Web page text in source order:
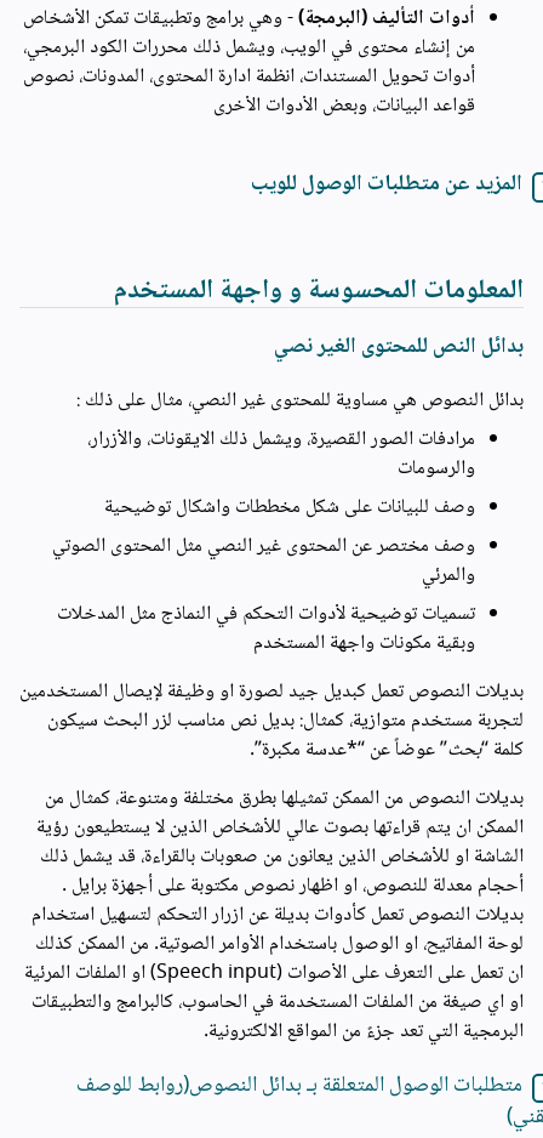
أدوات التأليف (البرمجة)- وهي برامج وتطبيقات تمكن الأشخاص
من إنشاء محتوى في الويب، ويشمل ذلك محررات الكود البرمجي،
أدوات تحويل المستندات، انظمة ادارة المحتوى، المدونات، نصوص
قواعد البيانات، وبعض الأدوات الأخرى
المزيد عن متطلبات الوصول للويب
المعلومات المحسوسة و واجهة المستخدم
بدائل النص للمحتوى الغير نصي
بدائل النصوص هي مساوية للمحتوى غير النصي، مثال على ذلك :
مرادفات الصور القصيرة، ويشمل ذلك الايقونات، والأزرار،
والرسومات
وصف للبيانات على شكل مخططات واشكال توضيحية
وصف مختصر عن المحتوى غير النصي مثل المحتوى الصوتي
والمرئي
تسميات توضيحية لأدوات التحكم في النماذج مثل المدخلات
وبقية مكونات واجهة المستخدم
بديلات النصوص تعمل كبديل جيد لصورة او وظيفة لإيصال المستخدمين
لتجربة مستخدم متوازية، كمثال: بديل نص مناسب لزر البحث سيكون
كلمة “بحث” عوضاً عن “*عدسة مكبرة”.
بديلات النصوص من الممكن تمثيلها بطرق مختلفة ومتنوعة، كمثال من
الممكن ان يتم قراءتها بصوت عالي للأشخاص الذين لا يستطيعون رؤية
الشاشة او للأشخاص الذين يعانون من صعوبات بالقراءة، قد يشمل ذلك
أحجام معدلة للنصوص، او اظهار نصوص مكتوبة على أجهزة برايل .
بديلات النصوص تعمل كأدوات بديلة عن ازرار التحكم لتسهيل استخدام
لوحة المفاتيح، او الوصول باستخدام الأوامر الصوتية. من الممكن كذلك
ان تعمل على التعرف على الأصوات (Speech input) او الملفات المرئية
او اي صيغة من الملفات المستخدمة في الحاسوب، كالبرامج والتطبيقات
البرمجية التي تعد جزءً من المواقع الالكترونية.
متطلبات الوصول المتعلقة بـ بدائل النصوص(روابط للوصف